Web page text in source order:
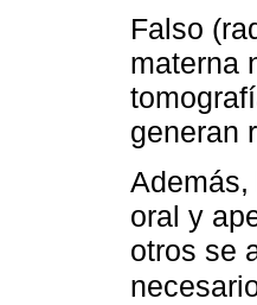
Falso
materna
generan
oral y
otros se